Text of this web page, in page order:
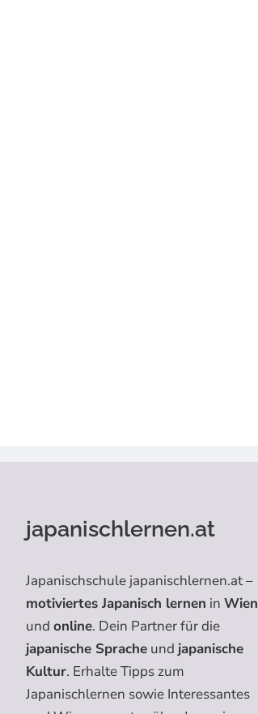
japanischlernen.at
Japanischschule japanischlernen.at –
motiviertes Japanisch lernen in Wien
und online. Dein Partner für die
japanische Spracheund japanische
Kultur. Erhalte Tipps zum
Japanischlernen sowie Interessantes